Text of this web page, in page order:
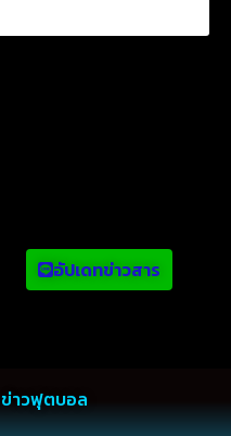
อัปเดทข่าวสาร
ข่าวฟุตบอล